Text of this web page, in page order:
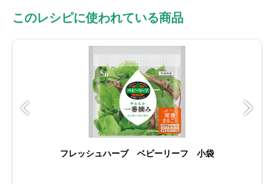
このレシピに使われている商品
フレッシュハーブ ベビーリーフ 小袋